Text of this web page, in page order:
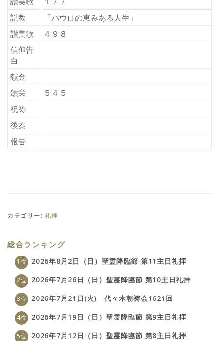
説教
「パウロの恵みある人生」
讃美歌
４９８
信仰告
白
献金
頌栄
５４５
祝祷
後奏
報告
カテゴリー: 礼拝
総合ランキング
2026年8月2日（日）聖霊降臨節 第11主日礼拝
2026年7月26日（日）聖霊降臨節 第10主日礼拝
2026年7月21日(火) 代々木朝祷会1621回
2026年7月19日（日）聖霊降臨節 第9主日礼拝
2026年7月12日（日）聖霊降臨節 第8主日礼拝